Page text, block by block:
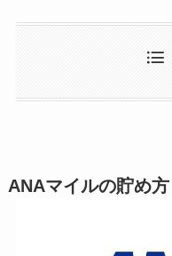
ANAマイルの貯め方